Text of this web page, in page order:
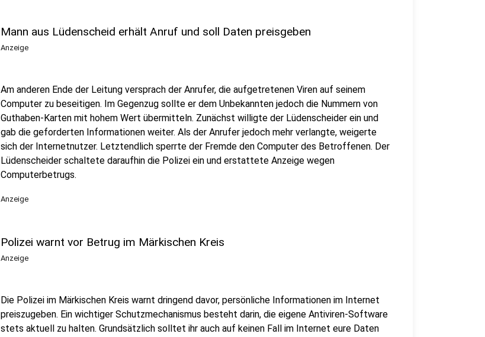
Mann aus Lüdenscheid erhält Anruf und soll Daten preisgeben
Anzeige
Am anderen Ende der Leitung versprach der Anrufer, die aufgetretenen Viren auf seinem
Computer zu beseitigen. Im Gegenzug sollte er dem Unbekannten jedoch die Nummern von
Guthaben-Karten mit hohem Wert übermitteln. Zunächst willigte der Lüdenscheider ein und
gab die geforderten Informationen weiter. Als der Anrufer jedoch mehr verlangte, weigerte
sich der Internetnutzer. Letztendlich sperrte der Fremde den Computer des Betroffenen. Der
Lüdenscheider schaltete daraufhin die Polizei ein und erstattete Anzeige wegen
Computerbetrugs.
Anzeige
Polizei warnt vor Betrug im Märkischen Kreis
Anzeige
Die Polizei im Märkischen Kreis warnt dringend davor, persönliche Informationen im Internet
preiszugeben. Ein wichtiger Schutzmechanismus besteht darin, die eigene Antiviren-Software
stets aktuell zu halten. Grundsätzlich solltet ihr auch auf keinen Fall im Internet eure Daten